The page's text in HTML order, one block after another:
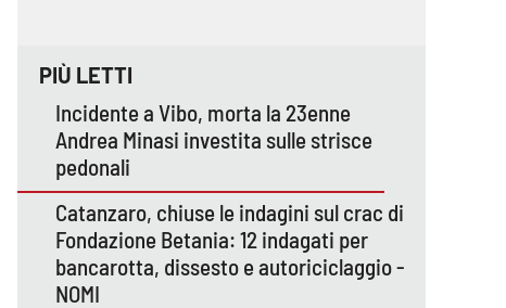
PIÙ LETTI
Incidente a Vibo, morta la 23enne
Andrea Minasi investita sulle strisce
pedonali
Catanzaro, chiuse le indagini sul crac di
Fondazione Betania: 12 indagati per
bancarotta, dissesto e autoriciclaggio -
NOMI